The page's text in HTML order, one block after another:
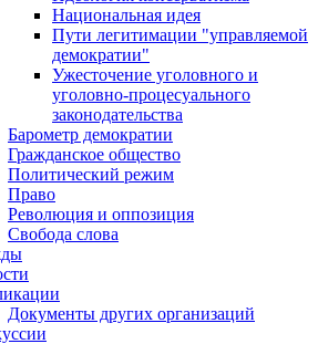
Национальная идея
Пути легитимации "управляемой
демократии"
Ужесточение уголовного и
уголовно-процесуального
законодательства
Барометр демократии
Гражданское общество
Политический режим
Право
Революция и оппозиция
Свобода слова
Документы других организаций